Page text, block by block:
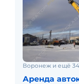
Воронеж и ещё
Аренда